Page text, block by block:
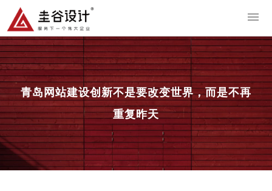
青岛网站建设创新不是要改变世界，而是不再
重复昨天